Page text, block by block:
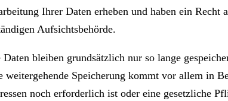
Ihrer Daten erheben und haben ein
Aufsichtsbehörde.
Daten bleiben grundsätzlich nur so lange
weitergehende Speicherung kommt vor allem in
noch erforderlich ist oder eine gesetzliche